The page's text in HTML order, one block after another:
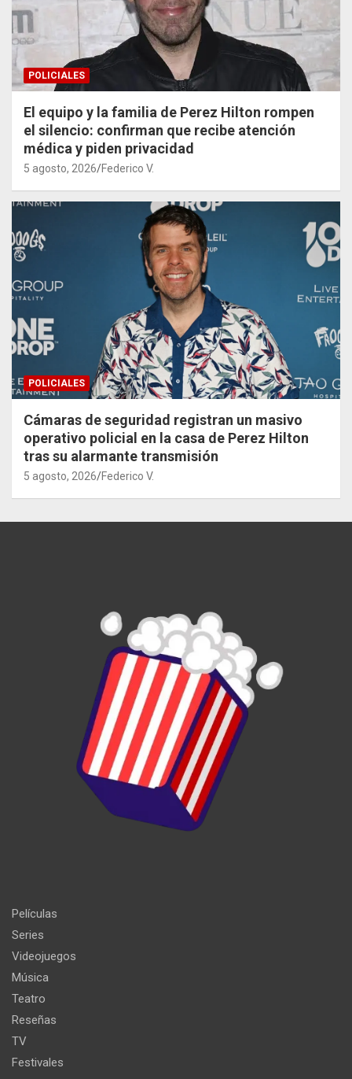
POLICIALES
El equipo y la familia de Perez Hilton rompen
el silencio: confirman que recibe atención
médica y piden privacidad
5 agosto, 2026 Federico V.
POLICIALES
Cámaras de seguridad registran un masivo
operativo policial en la casa de Perez Hilton
tras su alarmante transmisión
5 agosto, 2026 Federico V.
Películas
Series
Videojuegos
Música
Teatro
Reseñas
TV
Festivales